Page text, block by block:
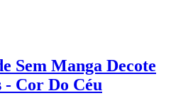
Sem Manga Decote
Cor Do Céu